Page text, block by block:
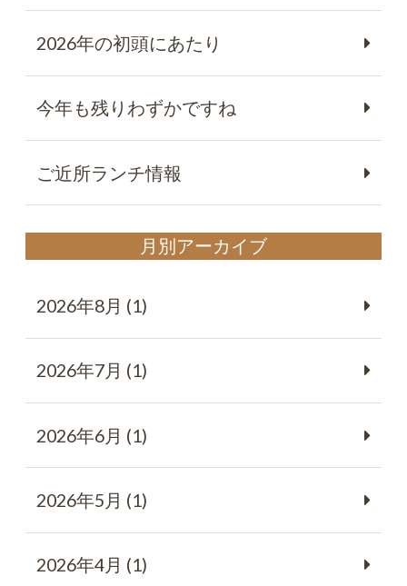
2026年の初頭にあたり
今年も残りわずかですね
ご近所ランチ情報
月別アーカイブ
2026年8月 (1)
2026年7月 (1)
2026年6月 (1)
2026年5月 (1)
2026年4月 (1)